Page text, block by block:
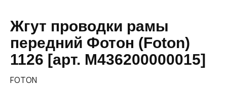
Жгут проводки рамы
передний Фотон (Foton)
1126 [арт. M436200000015]
FOTON